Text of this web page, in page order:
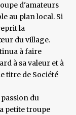
d'amateurs
au plan local. Si
la
du village.
à faire
à sa valeur et à
titre de Société
du
petite troupe